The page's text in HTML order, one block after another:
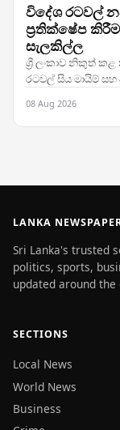
විදේශ රටවල්
ප්‍රතික්ෂේප
සැලකිල්ල
ශ්‍රී ලංකාව නිකුත්
රටවල් සිය මායිම්
08 Aug 2026
LANKA
Sri Lanka's trusted
politics, sports,
updated around the
SECTIONS
Local News
World News
Business